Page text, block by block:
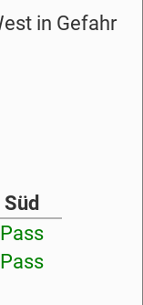
in Gefahr
Süd
Pass
Pass